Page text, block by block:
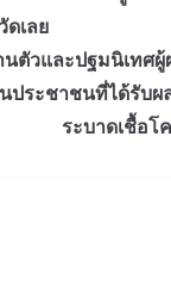
เลย
นตัวและปฐมนิเทศ
ประชาชนที่ได้รับ
ระบาดเชื้อโ